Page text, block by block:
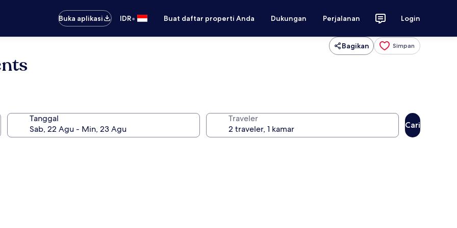
Buka aplikasi
IDR• Buat daftar properti Anda Dukungan Perjalanan Login
Bagikan Simpan
Tanggal Traveler
Cari